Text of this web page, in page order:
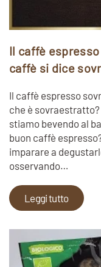
Il caffè
caffè si dice
Il caffè espresso
che è
stiamo bevendo al
buon caffè
imparare a
osservando…
Leggi tutto